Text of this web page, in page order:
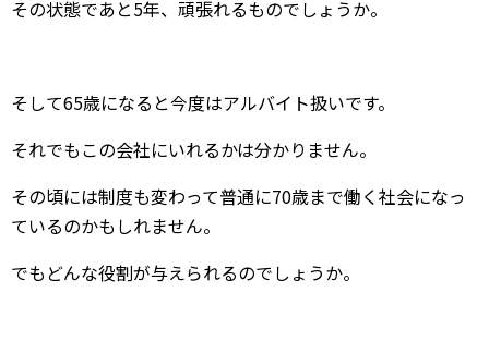
その状態であと5年、頑張れるものでしょうか。
そして65歳になると今度はアルバイト扱いです。
それでもこの会社にいれるかは分かりません。
その頃には制度も変わって普通に70歳まで働く社会になっ
ているのかもしれません。
でもどんな役割が与えられるのでしょうか。